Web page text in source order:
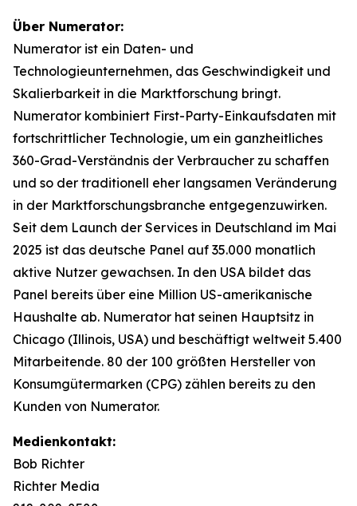
Über Numerator:
Numerator ist ein Daten- und
Technologieunternehmen, das Geschwindigkeit und
Skalierbarkeit in die Marktforschung bringt.
Numerator kombiniert First-Party-Einkaufsdaten mit
fortschrittlicher Technologie, um ein ganzheitliches
360-Grad-Verständnis der Verbraucher zu schaffen
und so der traditionell eher langsamen Veränderung
in der Marktforschungsbranche entgegenzuwirken.
Seit dem Launch der Services in Deutschland im Mai
2025 ist das deutsche Panel auf 35.000 monatlich
aktive Nutzer gewachsen. In den USA bildet das
Panel bereits über eine Million US-amerikanische
Haushalte ab. Numerator hat seinen Hauptsitz in
Chicago (Illinois, USA) und beschäftigt weltweit 5.400
Mitarbeitende. 80 der 100 größten Hersteller von
Konsumgütermarken (CPG) zählen bereits zu den
Kunden von Numerator.
Medienkontakt:
Bob Richter
Richter Media